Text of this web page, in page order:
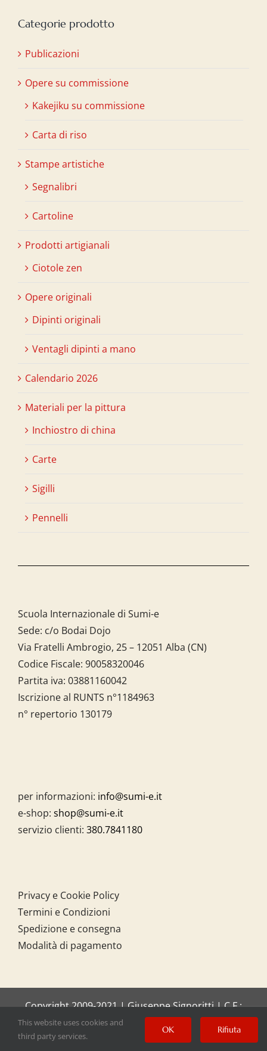
Categorie prodotto
Publicazioni
Opere su commissione
Kakejiku su commissione
Carta di riso
Stampe artistiche
Segnalibri
Cartoline
Prodotti artigianali
Ciotole zen
Opere originali
Dipinti originali
Ventagli dipinti a mano
Calendario 2026
Materiali per la pittura
Inchiostro di china
Carte
Sigilli
Pennelli
Scuola Internazionale di Sumi-e
Sede: c/o Bodai Dojo
Via Fratelli Ambrogio, 25 – 12051 Alba (CN)
Codice Fiscale: 90058320046
Partita iva: 03881160042
Iscrizione al RUNTS n°1184963
n° repertorio 130179
per informazioni: info@sumi-e.it
e-shop: shop@sumi-e.it
servizio clienti: 380.7841180
Privacy e Cookie Policy
Termini e Condizioni
Spedizione e consegna
Modalità di pagamento
Copyright 2009-2021 | Giuseppe Signoritti | C.F.:
SGNGPP61C20I158O
This website uses cookies and
third party services.
OK Rifiuta